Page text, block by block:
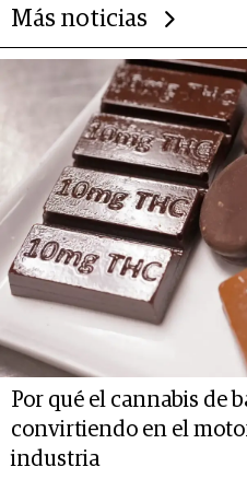
Más noticias
Por qué el cannabis de
convirtiendo en el
industria